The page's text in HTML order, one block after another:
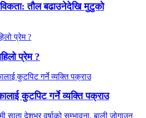
तौल बढाउनेदेखि मुटुको
प्रेम ?
कुटपिट गर्ने व्यक्ति पक्राउ